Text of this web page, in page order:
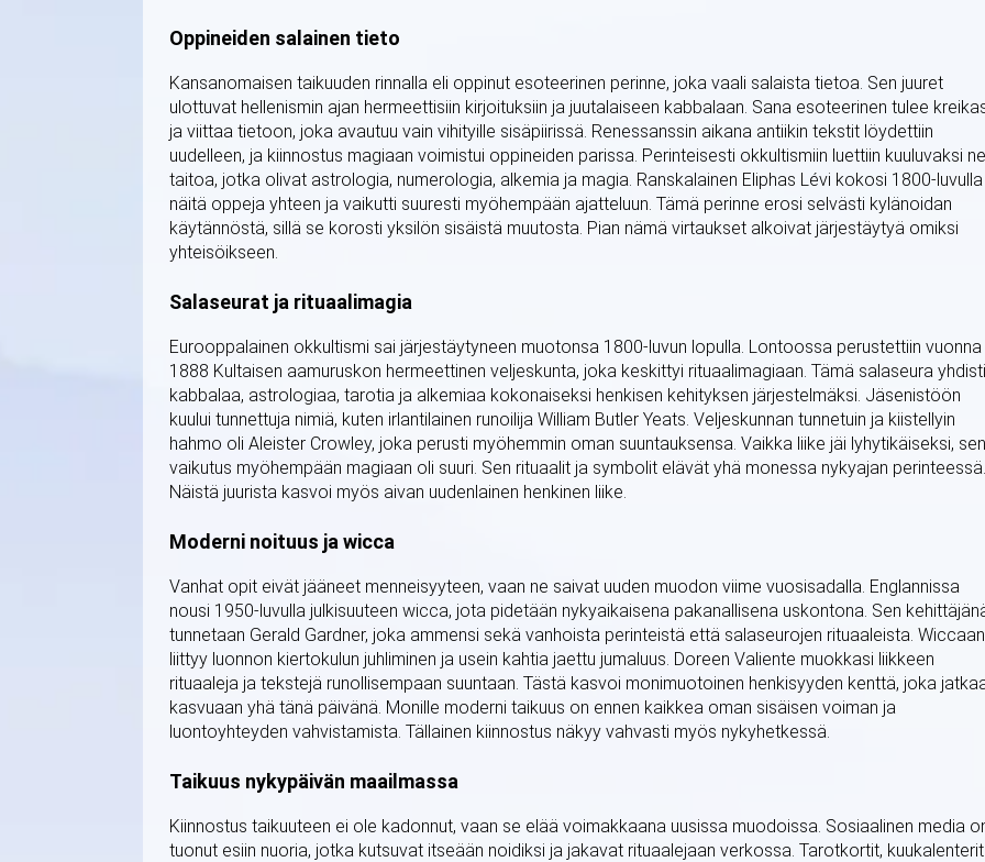
Oppineiden salainen tieto
Kansanomaisen taikuuden rinnalla eli oppinut esoteerinen perinne, joka vaali salaista tietoa. Sen juuret
ulottuvat hellenismin ajan hermeettisiin kirjoituksiin ja juutalaiseen kabbalaan. Sana esoteerinen tulee
ja viittaa tietoon, joka avautuu vain vihityille sisäpiirissä. Renessanssin aikana antiikin tekstit löydettiin
uudelleen, ja kiinnostus magiaan voimistui oppineiden parissa. Perinteisesti okkultismiin luettiin kuuluvaksi
taitoa, jotka olivat astrologia, numerologia, alkemia ja magia. Ranskalainen Eliphas Lévi kokosi 1800-luvulla
näitä oppeja yhteen ja vaikutti suuresti myöhempään ajatteluun. Tämä perinne erosi selvästi kylänoidan
käytännöstä, sillä se korosti yksilön sisäistä muutosta. Pian nämä virtaukset alkoivat järjestäytyä omiksi
yhteisöikseen.
Salaseurat ja rituaalimagia
Eurooppalainen okkultismi sai järjestäytyneen muotonsa 1800-luvun lopulla. Lontoossa perustettiin vuonna
1888 Kultaisen aamuruskon hermeettinen veljeskunta, joka keskittyi rituaalimagiaan. Tämä salaseura yhdisti
kabbalaa, astrologiaa, tarotia ja alkemiaa kokonaiseksi henkisen kehityksen järjestelmäksi. Jäsenistöön
kuului tunnettuja nimiä, kuten irlantilainen runoilija William Butler Yeats. Veljeskunnan tunnetuin ja kiistellyin
hahmo oli Aleister Crowley, joka perusti myöhemmin oman suuntauksensa. Vaikka liike jäi lyhytikäiseksi, sen
vaikutus myöhempään magiaan oli suuri. Sen rituaalit ja symbolit elävät yhä monessa nykyajan perinteessä.
Näistä juurista kasvoi myös aivan uudenlainen henkinen liike.
Moderni noituus ja wicca
Vanhat opit eivät jääneet menneisyyteen, vaan ne saivat uuden muodon viime vuosisadalla. Englannissa
nousi 1950-luvulla julkisuuteen wicca, jota pidetään nykyaikaisena pakanallisena uskontona. Sen
tunnetaan Gerald Gardner, joka ammensi sekä vanhoista perinteistä että salaseurojen rituaaleista. Wiccaan
liittyy luonnon kiertokulun juhliminen ja usein kahtia jaettu jumaluus. Doreen Valiente muokkasi liikkeen
rituaaleja ja tekstejä runollisempaan suuntaan. Tästä kasvoi monimuotoinen henkisyyden kenttä, joka
kasvuaan yhä tänä päivänä. Monille moderni taikuus on ennen kaikkea oman sisäisen voiman ja
luontoyhteyden vahvistamista. Tällainen kiinnostus näkyy vahvasti myös nykyhetkessä.
Taikuus nykypäivän maailmassa
Kiinnostus taikuuteen ei ole kadonnut, vaan se elää voimakkaana uusissa muodoissa. Sosiaalinen media
tuonut esiin nuoria, jotka kutsuvat itseään noidiksi ja jakavat rituaalejaan verkossa. Tarotkortit,